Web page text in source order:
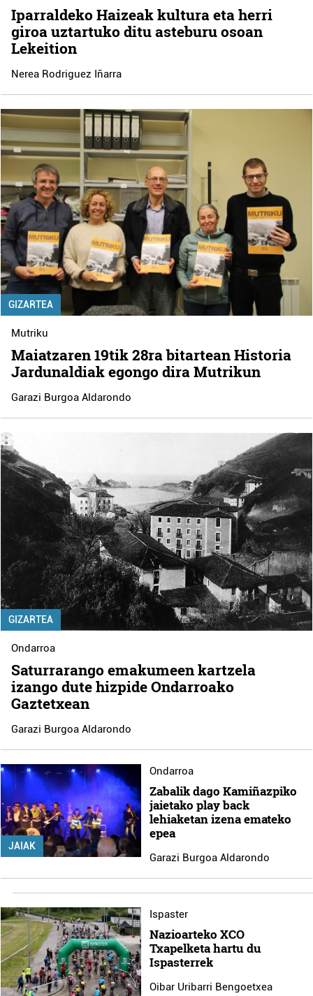
Iparraldeko Haizeak kultura eta herri
giroa uztartuko ditu asteburu osoan
Lekeition
Nerea Rodriguez Iñarra
GIZARTEA
Mutriku
Maiatzaren 19tik 28ra bitartean Historia
Jardunaldiak egongo dira Mutrikun
Garazi Burgoa Aldarondo
GIZARTEA
Ondarroa
Saturrarango emakumeen kartzela
izango dute hizpide Ondarroako
Gaztetxean
Garazi Burgoa Aldarondo
JAIAK
Ondarroa
Zabalik dago Kamiñazpiko
jaietako play back
lehiaketan izena emateko
epea
Garazi Burgoa Aldarondo
Ispaster
Nazioarteko XCO
Txapelketa hartu du
Ispasterrek
Oibar Uribarri Bengoetxea